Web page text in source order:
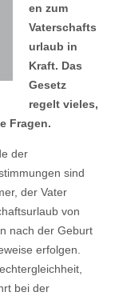
en zum
Vaterschafts
urlaub in
Kraft. Das
Gesetz
regelt vieles,
Fragen.
der
sind
der Vater
von
nach der Geburt
erfolgen.
bei der